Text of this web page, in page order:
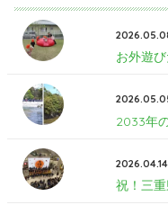
お外遊び
2033年
2026.04.14
祝！三重